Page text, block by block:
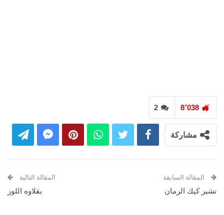
2 8٬038
مشاركة
المقالة السابقة
تشيز كيك الرمان
المقالة التالية
بقلاوه اللوز